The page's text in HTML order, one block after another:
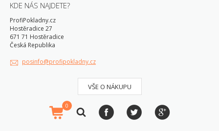
KDE NÁS NAJDETE?
ProfiPokladny.cz
Hostěradice 27
671 71 Hostěradice
Česká Republika
posinfo@profipokladny.cz
VŠE O NÁKUPU
0